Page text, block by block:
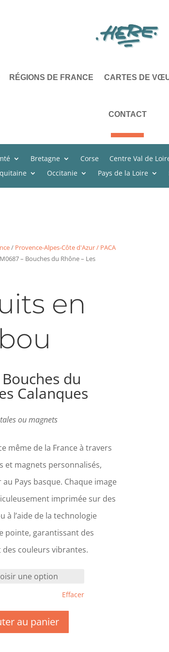
RÉGIONS DE FRANCE CARTES DE
CONTACT
Bretagne Corse Centre Val de
Occitanie Pays de la Loire
/ Provence-Alpes-Côte d'Azur / PACA
– Bouches du Rhône – Les
en
du
Calanques
ou magnets
même de la France à travers
et magnets personnalisés,
Pays basque. Chaque image
imprimée sur des
à l’aide de la technologie
pointe, garantissant des
couleurs vibrantes.
Effacer
au panier